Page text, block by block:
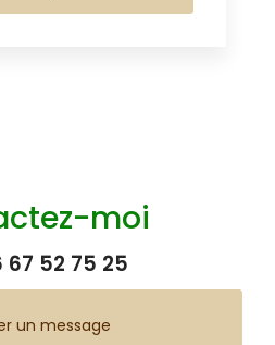
moi
67 52 75 25
un message